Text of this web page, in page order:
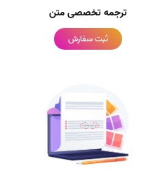
ترجمه تخصصی متن
ثبت سفارش